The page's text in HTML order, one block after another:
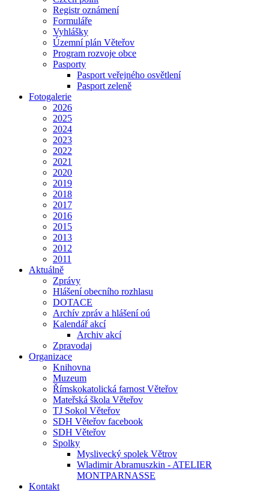
Registr oznámení
Formuláře
Vyhlášky
Územní plán Věteřov
Program rozvoje obce
Pasporty
Pasport veřejného osvětlení
Pasport zeleně
Fotogalerie
2026
2025
2024
2023
2022
2021
2020
2019
2018
2017
2016
2015
2013
2012
2011
Aktuálně
Zprávy
Hlášení obecního rozhlasu
DOTACE
Archív zpráv a hlášení oú
Kalendář akcí
Archiv akcí
Zpravodaj
Organizace
Knihovna
Muzeum
Římskokatolická farnost Věteřov
Mateřská škola Věteřov
TJ Sokol Věteřov
SDH Věteřov facebook
SDH Věteřov
Spolky
Myslivecký spolek Větrov
Wladimir Abramuszkin - ATELIER
MONTPARNASSE
Kontakt